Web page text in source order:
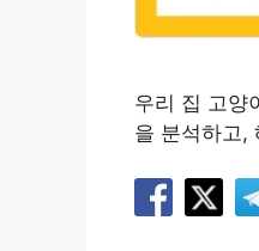
우리 집 고양
을 분석하고,